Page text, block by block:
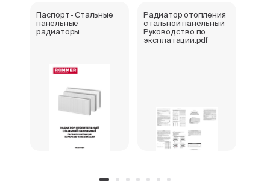
Паспорт- Стальные
панельные
радиаторы
Радиатор отопления
стальной панельный
Руководство по
эксплатации.pdf